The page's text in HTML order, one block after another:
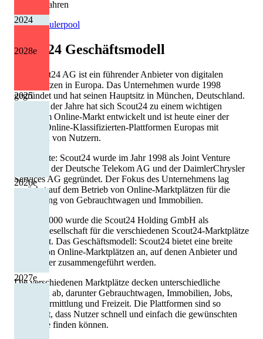
2028e
2024
2025
2026e
2027e
1 von 7 Jahren
Quelle: Eulerpool
Scout24 Geschäftsmodell
Die Scout24 AG ist ein führender Anbieter von digitalen
Marktplätzen in Europa. Das Unternehmen wurde 1998
gegründet und hat seinen Hauptsitz in München, Deutschland.
Im Laufe der Jahre hat sich Scout24 zu einem wichtigen
Akteur im Online-Markt entwickelt und ist heute einer der
größten Online-Klassifizierten-Plattformen Europas mit
Millionen von Nutzern.
Geschichte: Scout24 wurde im Jahr 1998 als Joint Venture
zwischen der Deutsche Telekom AG und der DaimlerChrysler
Services AG gegründet. Der Fokus des Unternehmens lag
zunächst auf dem Betrieb von Online-Marktplätzen für die
Vermittlung von Gebrauchtwagen und Immobilien.
Im Jahr 2000 wurde die Scout24 Holding GmbH als
Holdinggesellschaft für die verschiedenen Scout24-Marktplätze
gegründet. Das Geschäftsmodell: Scout24 bietet eine breite
Palette von Online-Marktplätzen an, auf denen Anbieter und
Nachfrager zusammengeführt werden.
Die verschiedenen Marktplätze decken unterschiedliche
Branchen ab, darunter Gebrauchtwagen, Immobilien, Jobs,
Partnervermittlung und Freizeit. Die Plattformen sind so
aufgebaut, dass Nutzer schnell und einfach die gewünschten
Angebote finden können.